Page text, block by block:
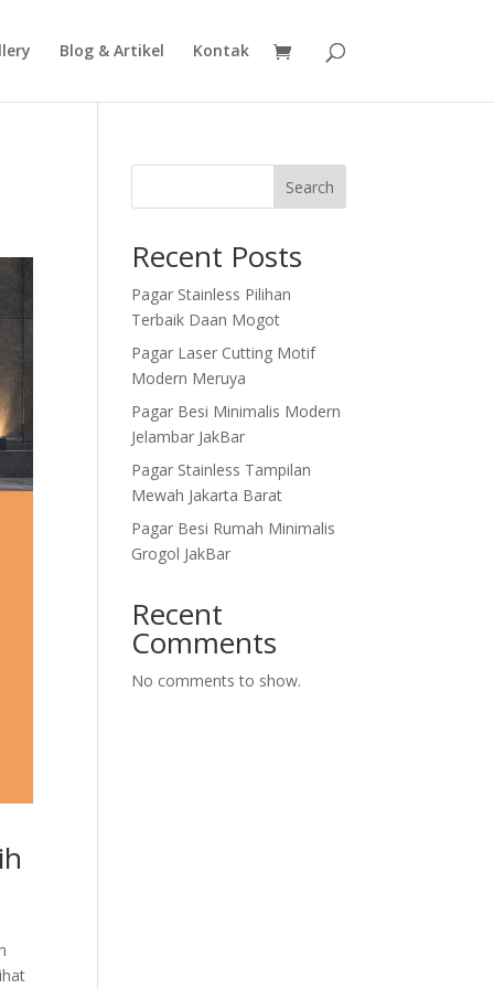
Blog & Artikel Kontak
Search
Recent Posts
Pagar Stainless Pilihan
Terbaik Daan Mogot
Pagar Laser Cutting Motif
Modern Meruya
Pagar Besi Minimalis Modern
Jelambar JakBar
Pagar Stainless Tampilan
Mewah Jakarta Barat
Pagar Besi Rumah Minimalis
Grogol JakBar
Recent
Comments
No comments to show.